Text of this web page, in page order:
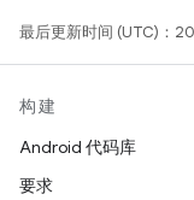
最后更新时间 (UTC)：
构建
Android 代码库
要求